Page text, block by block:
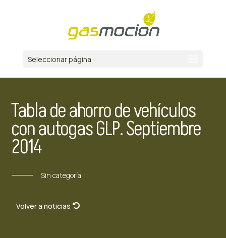
Seleccionar página
Tabla de ahorro de vehículos
con autogas GLP. Septiembre
2014
Sin categoría
Volver a noticias